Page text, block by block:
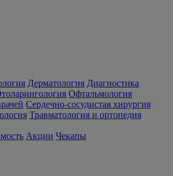
Дерматология Диагностика
Офтальмология
Сердечно-сосудистая хирургия
Травматология и ортопедия
Акции Чекапы